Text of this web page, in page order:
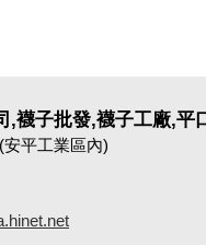
,襪子批發,襪子工廠,平
平工業區內)